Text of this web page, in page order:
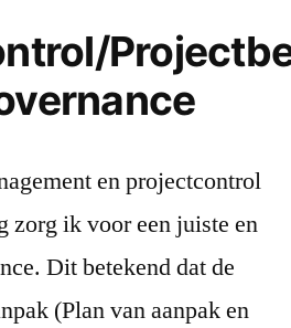
en projectcontrol
zorg ik voor een juiste en
Dit betekend dat de
(Plan van aanpak en